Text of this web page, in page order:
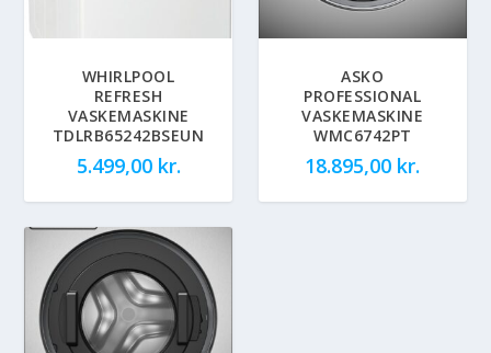
WHIRLPOOL
REFRESH
VASKEMASKINE
TDLRB65242BSEUN
5.499,00 kr.
ASKO
PROFESSIONAL
VASKEMASKINE
WMC6742PT
18.895,00 kr.